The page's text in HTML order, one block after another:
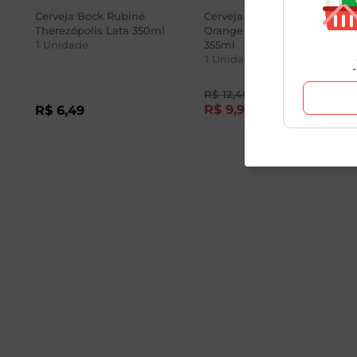
Cerveja Bock Rubine
Therezópolis Lata 350ml
1 Unidade
R$ 6,49
Cerveja Sunshine
Orange Hocus Pocus
355ml
1 Unidade
R$ 12,49
R$ 9,90